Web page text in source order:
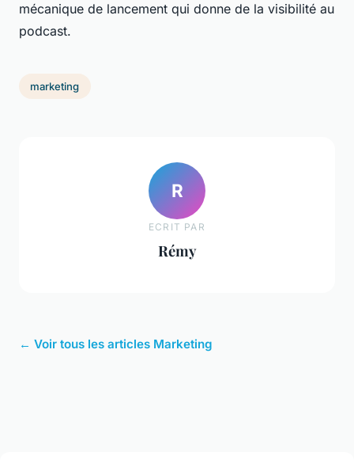
mécanique de lancement qui donne de la visibilité au
podcast.
marketing
R
ECRIT PAR
Rémy
← Voir tous les articles Marketing